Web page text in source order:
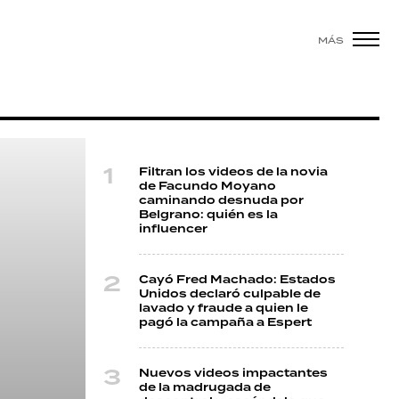
MÁS
Filtran los videos de la novia
de Facundo Moyano
caminando desnuda por
Belgrano: quién es la
influencer
Cayó Fred Machado: Estados
Unidos declaró culpable de
lavado y fraude a quien le
pagó la campaña a Espert
Nuevos videos impactantes
de la madrugada de